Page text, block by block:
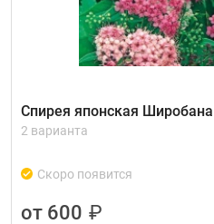
Спирея японская
2 варианта
Скоро появится
от 600 ₽